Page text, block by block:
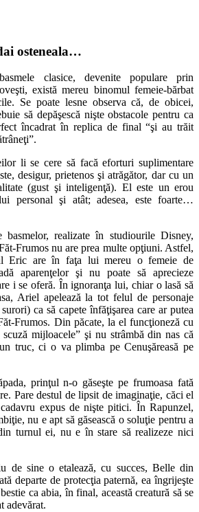
osteneala…
clasice, devenite populare prin
există mereu binomul femeie-bărbat
Se poate lesne observa că, de obicei,
să depăşescă nişte obstacole pentru ca
încadrat în replica de final “şi au trăit
li se cere să facă eforturi suplimentare
desigur, prietenos şi atrăgător, dar cu un
(gust şi inteligenţă). El este un erou
personal şi atât; adesea, este foarte…
basmelor, realizate în studiourile Disney,
Frumos nu are prea multe opţiuni. Astfel,
Eric are în faţa lui mereu o femeie de
aparenţelor şi nu poate să aprecieze
i se oferă. În ignoranţa lui, chiar o lasă să
Ariel apelează la tot felul de personaje
ca să capete înfăţişarea care ar putea
Frumos. Din păcate, la el funcţioneză cu
mijloacele” şi nu strâmbă din nas că
truc, ci o va plimba pe Cenuşăreasă pe
prinţul n-o găseşte pe frumoasa fată
Pare destul de lipsit de imaginaţie, căci el
expus de nişte pitici. În Rapunzel,
nu e apt să găsească o soluţie pentru a
turnul ei, nu e în stare să realizeze nici
de sine o etalează, cu succes, Belle din
departe de protecţia paternă, ea îngrijeşte
ca abia, în final, această creatură să se
adevărat.